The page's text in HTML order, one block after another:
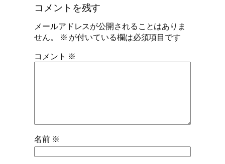
コメントを残す
メールアドレスが公開されることはありま
せん。
※ が付いている欄は必須項目です
コメント ※
名前 ※